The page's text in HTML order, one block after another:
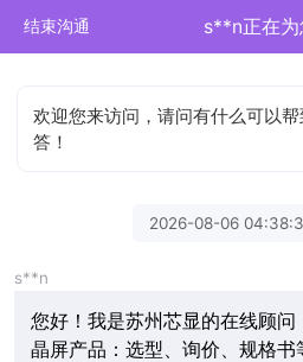
结束沟通 s**n正在为
欢迎您来访问，请问有什么可以
答！
2026-08-06
s**n
您好！我是苏州芯显的在线顾问
晶屏产品：选型、询价、规格书